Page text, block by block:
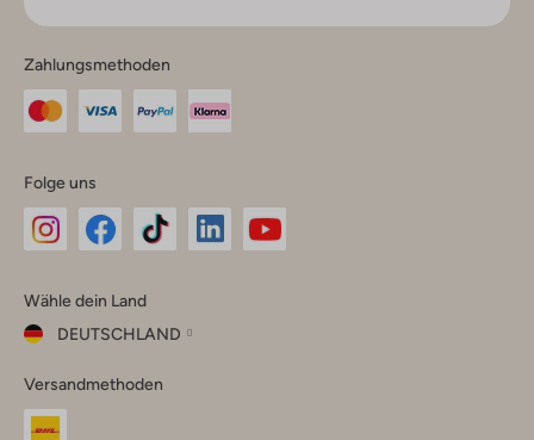
Zahlungsmethoden
Folge uns
Instagram
Facebook
TikTok
Wähle dein Land
DEUTSCHLAND
dein
Land
Versandmethoden